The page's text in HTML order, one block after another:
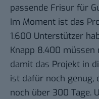
passende Frisur für
Im Moment ist das
1.600 Unterstützer
Knapp 8.400
damit das Projekt in
ist dafür noch genug,
noch über 300 Tage.